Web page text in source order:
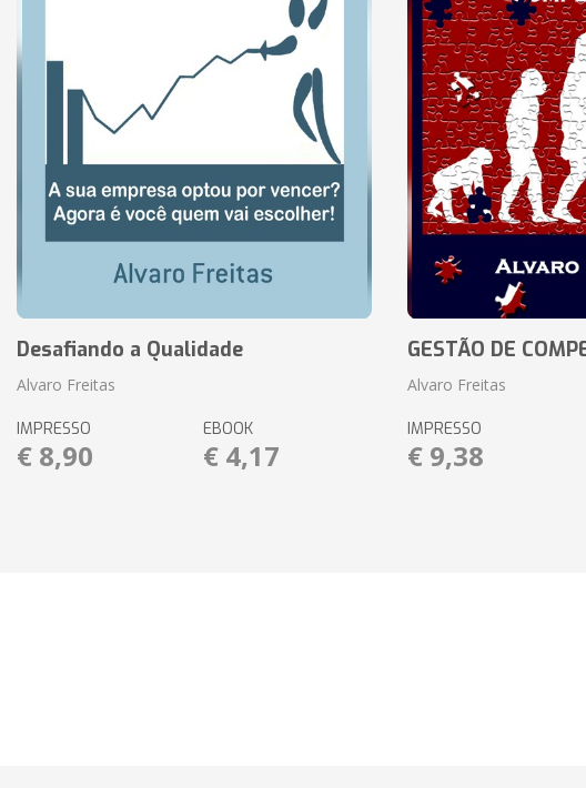
Desafiando a Qualidade
Alvaro Freitas
IMPRESSO
€ 8,90
EBOOK
€ 4,17
GESTÃO DE
Alvaro Freitas
IMPRESSO
€ 9,38